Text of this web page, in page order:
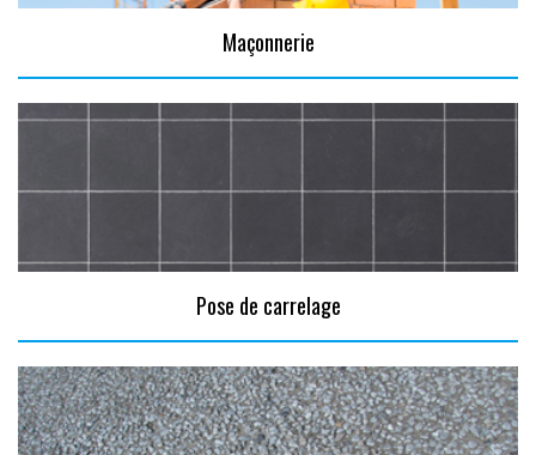
Maçonnerie
Pose de carrelage